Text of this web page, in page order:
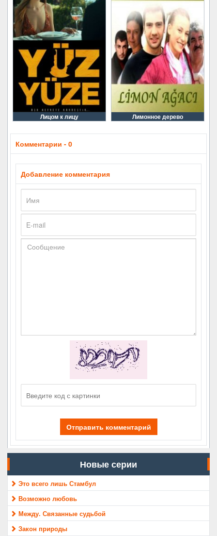
Лицом к лицу Лимонное дерево
Комментарии - 0
Добавление комментария
Отправить комментарий
Новые серии
Это всего лишь Стамбул
Возможно любовь
Между. Связанные судьбой
Закон природы